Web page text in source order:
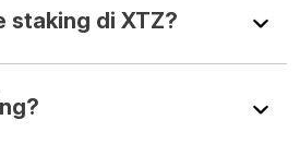
staking di XTZ?